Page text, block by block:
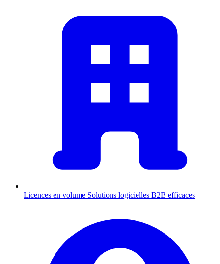
Licences en volume Solutions logicielles B2B efficaces